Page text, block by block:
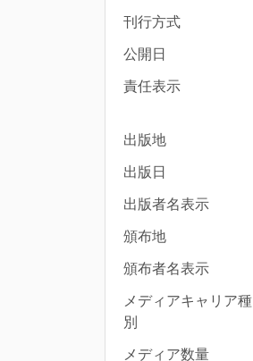
刊行方式
公開日
責任表示
出版地
出版日
出版者名表示
頒布地
頒布者名表示
メディアキャリア種
別
メディア数量